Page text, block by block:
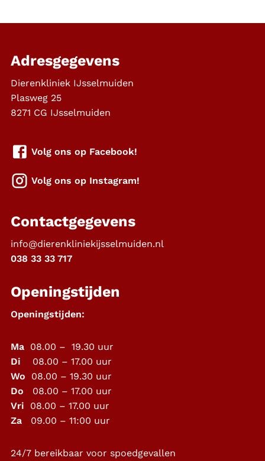
Adresgegevens
Dierenkliniek IJsselmuiden
Plasweg 25
8271 CG IJsselmuiden
Volg ons op Facebook!
Volg ons op Instagram!
Contactgegevens
info@dierenkliniekijsselmuiden.nl
038 33 33 717
Openingstijden
Openingstijden:
Ma 08.00 – 19.30 uur
Di 08.00 – 17.00 uur
Wo
08.00 – 19.30 uur
Do 08.00 – 17.00 uur
Vri 08.00 – 17.00 uur
Za 09.00 – 11:00 uur
24/7 bereikbaar voor spoedgevallen